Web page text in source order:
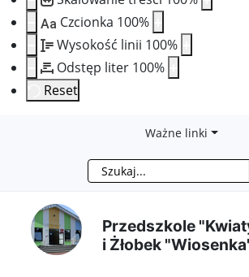
Aa Czcionka 100%
Wysokość linii 100%
Odstęp liter 100%
Reset
treści
głównej
menu
nawigacyjnego
wyszukiwarki
mapy
strony
Ważne linki
Szukaj
Przedszkole
i Żłobek